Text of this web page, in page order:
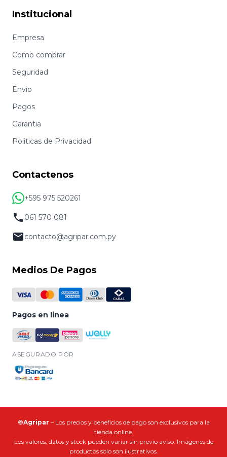
Institucional
Empresa
Como comprar
Seguridad
Envio
Pagos
Garantia
Politicas de Privacidad
Contactenos
+595 975 520261
061 570 081
contacto@agripar.com.py
Medios De Pagos
Pagos en linea
ASEGURADO POR
©Agripar – Los precios y beneficios de pago son exclusivos para la
tienda online.
Los valores, datos y stock pueden variar sin previo aviso. Imágenes de
productos solo son ilustrativos.